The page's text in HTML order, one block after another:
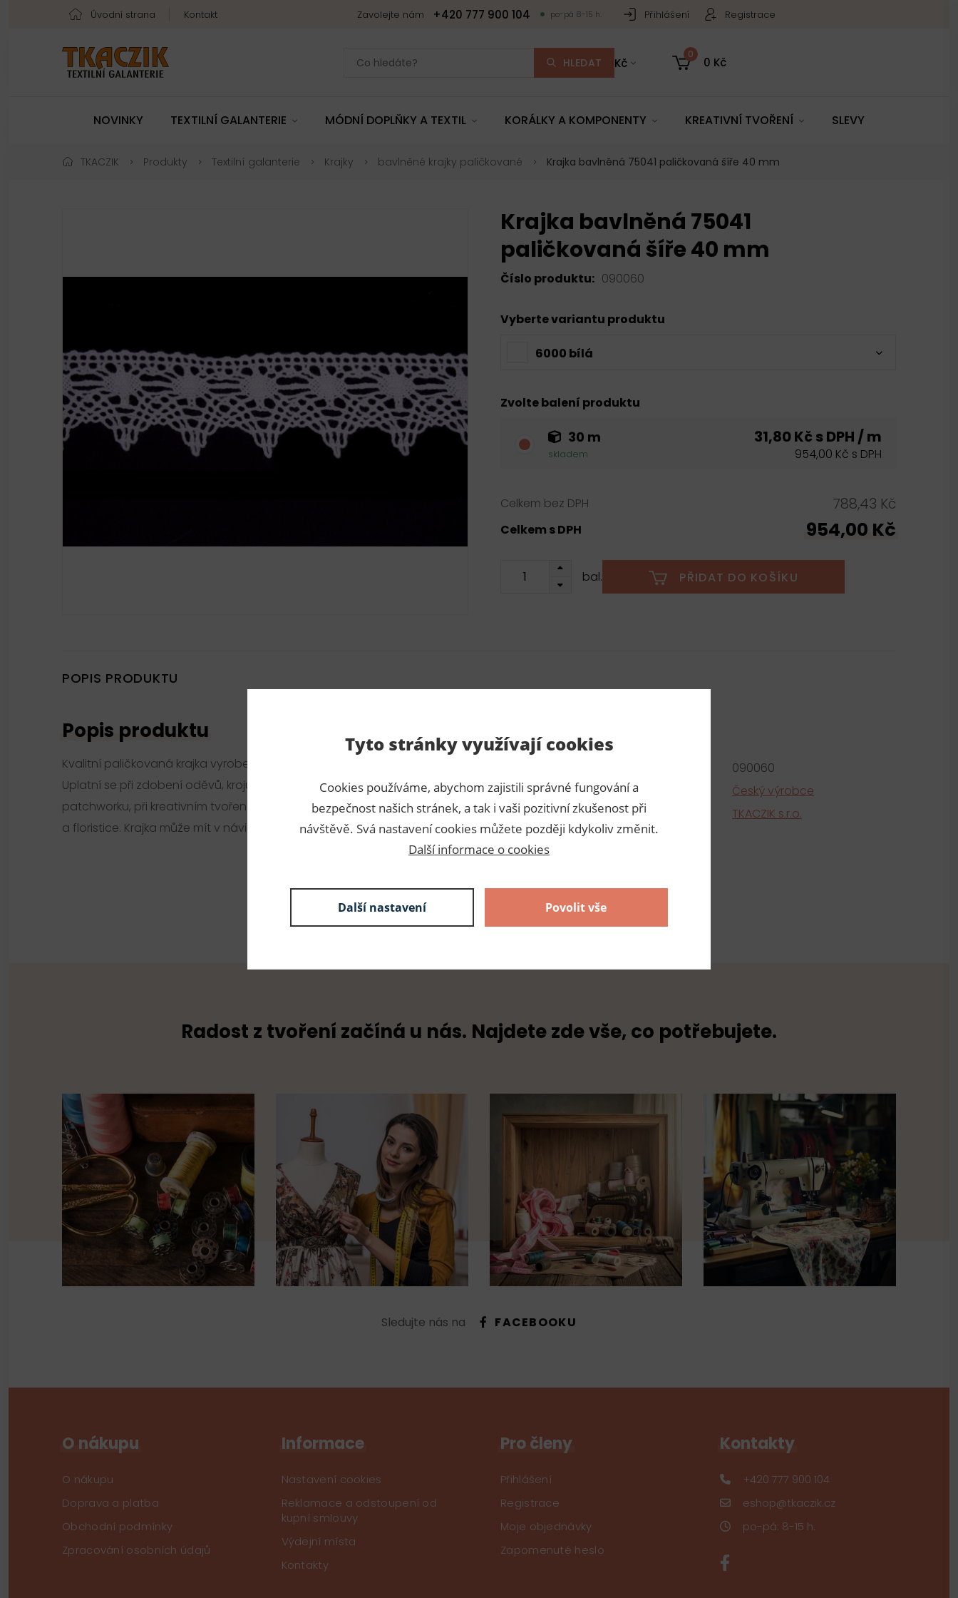
Úvodní strana Kontakt Zavolejte nám +420 777 900 104 po-pá 8-15 h. Přihlášení Registrace
HLEDAT Kč
0
0 Kč
NOVINKY TEXTILNÍ GALANTERIE MÓDNÍ DOPLŇKY A TEXTIL KORÁLKY A KOMPONENTY KREATIVNÍ TVOŘENÍ SLEVY
TKACZIK Produkty Textilní galanterie Krajky bavlněné krajky paličkované Krajka bavlněná 75041 paličkovaná šíře 40 mm
Krajka bavlněná 75041
paličkovaná šíře 40 mm
Číslo produktu: 090060
Vyberte variantu produktu
6000 bílá
Zvolte balení produktu
30 m
skladem
31,80 Kč s DPH / m
954,00 Kč s DPH
Celkem bez DPH 788,43 Kč
Celkem s DPH 954,00 Kč
bal. PŘIDAT DO KOŠÍKU
POPIS PRODUKTU
Popis produktu
Kvalitní paličkovaná krajka vyrobená z prvotřídních bavlněných přízí.
Uplatní se při zdobení oděvů, krojů, kostýmů, šití bytových doplňků,
patchworku, při kreativním tvoření, scrapbookingu, slavnostním aranžování
a floristice. Krajka může mít v návinu 2 až 4 prostřihy.
090060
Výrobce
Český výrobce
Dodavatel
TKACZIK s.r.o.
Radost z tvoření začíná u nás. Najdete zde vše, co potřebujete.
Sledujte nás na FACEBOOKU
O nákupu
O nákupu
Doprava a platba
Obchodní podmínky
Zpracování osobních údajů
Informace
Nastavení cookies
Reklamace a odstoupení od
kupní smlouvy
Výdejní místa
Kontakty
Pro členy
Přihlášení
Registrace
Moje objednávky
Zapomenuté heslo
Kontakty
+420 777 900 104
eshop@tkaczik.cz
po-pá: 8-15 h.
Tyto stránky využívají cookies
Cookies používáme, abychom zajistili správné fungování a
bezpečnost našich stránek, a tak i vaši pozitivní zkušenost při
návštěvě. Svá nastavení cookies můžete později kdykoliv změnit.
Další informace o cookies
Další nastavení Povolit vše